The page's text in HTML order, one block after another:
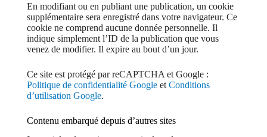
En modifiant ou en publiant une publication, un cookie
supplémentaire sera enregistré dans votre navigateur. Ce
cookie ne comprend aucune donnée personnelle. Il
indique simplement l’ID de la publication que vous
venez de modifier. Il expire au bout d’un jour.
Ce site est protégé par reCAPTCHA et Google :
Politique de confidentialité Googleet Conditions
d’utilisation Google.
Contenu embarqué depuis d’autres sites